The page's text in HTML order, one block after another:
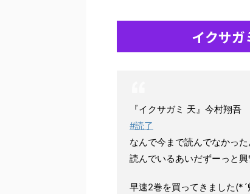
イクサガ
『イクサガミ 天』今村翔吾
#読了
なんで今まで読んでなかっ
読んでいるあいだずーっと
早速2巻を買ってきました